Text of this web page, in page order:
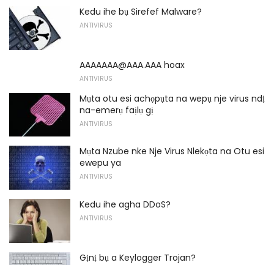
Kedu ihe bụ Sirefef Malware?
ANTIVIRUS
AAAAAAA@AAA.AAA hoax
ANTIVIRUS
Mụta otu esi achọpụta na wepụ nje virus ndị
na-emerụ faịlụ gị
ANTIVIRUS
Mụta Nzube nke Nje Virus Nlekọta na Otu esi
ewepu ya
ANTIVIRUS
Kedu ihe agha DDoS?
ANTIVIRUS
Gịnị bụ a Keylogger Trojan?